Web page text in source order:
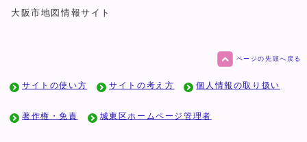
大阪市地図情報サイト
ページの先頭へ戻る
サイトの使い方 サイトの考え方 個人情報の取り扱い
著作権・免責 城東区ホームページ管理者